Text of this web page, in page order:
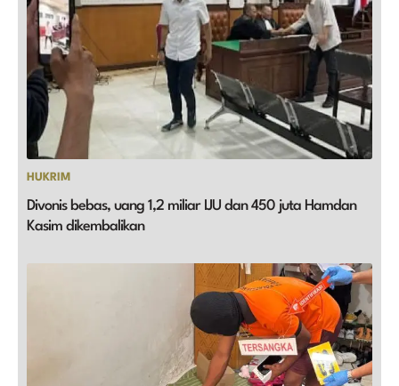
HUKRIM
Divonis bebas, uang 1,2 miliar IJU dan 450 juta Hamdan
Kasim dikembalikan